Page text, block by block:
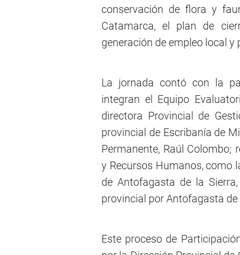
conservación de flora y
Catamarca, el plan de
generación de empleo local
La jornada contó con la
integran el Equipo
directora Provincial de
provincial de Escribanía de
Permanente, Raúl Colombo;
y Recursos Humanos, como
de Antofagasta de la
provincial por Antofagasta
Este proceso de